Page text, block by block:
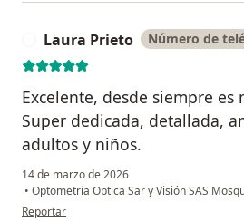
Laura Prieto Número de
Excelente, desde siempre es
Super dedicada, detallada,
adultos y niños.
14 de marzo de 2026
• Optometría Optica Sar y Visión SAS
en opinión del usuario Laura Prieto
Reportar